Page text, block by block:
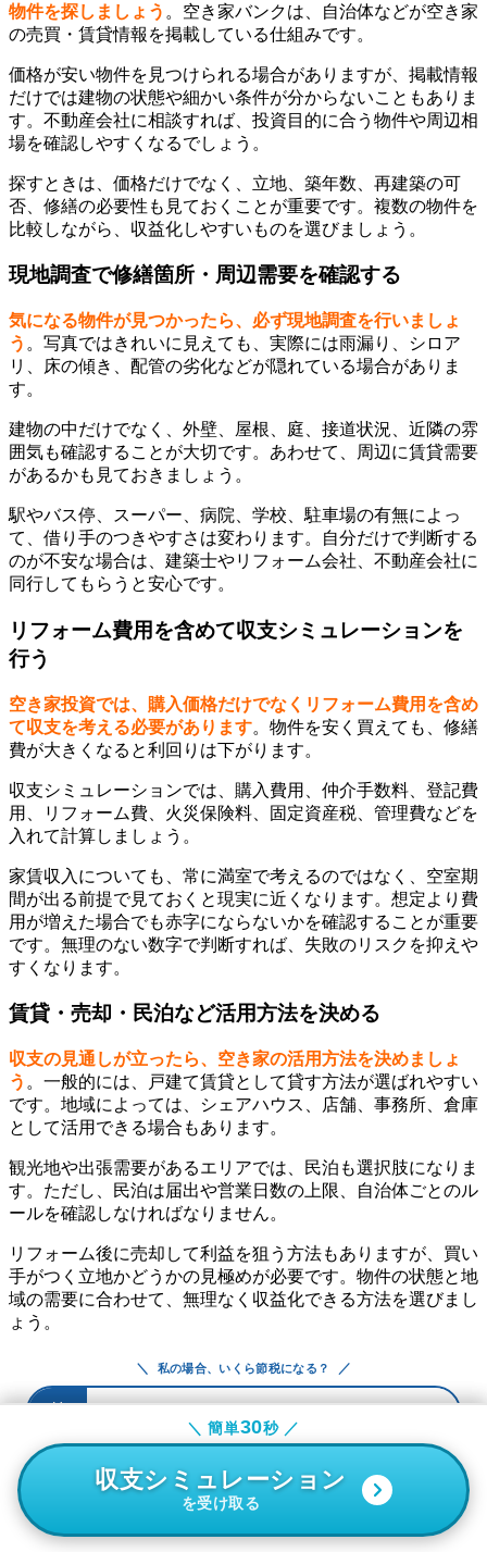
物件を探しましょう 。空き家バンクは、自治体などが空き家
の売買・賃貸情報を掲載している仕組みです。
価格が安い物件を見つけられる場合がありますが、掲載情報
だけでは建物の状態や細かい条件が分からないこともありま
す。不動産会社に相談すれば、投資目的に合う物件や周辺相
場を確認しやすくなるでしょう。
探すときは、価格だけでなく、立地、築年数、再建築の可
否、修繕の必要性も見ておくことが重要です。複数の物件を
比較しながら、収益化しやすいものを選びましょう。
現地調査で修繕箇所・周辺需要を確認する
気になる物件が見つかったら、必ず現地調査を行いましょ
う 。写真ではきれいに見えても、実際には雨漏り、シロア
リ、床の傾き、配管の劣化などが隠れている場合がありま
す。
建物の中だけでなく、外壁、屋根、庭、接道状況、近隣の雰
囲気も確認することが大切です。あわせて、周辺に賃貸需要
があるかも見ておきましょう。
駅やバス停、スーパー、病院、学校、駐車場の有無によっ
て、借り手のつきやすさは変わります。自分だけで判断する
のが不安な場合は、建築士やリフォーム会社、不動産会社に
同行してもらうと安心です。
リフォーム費用を含めて収支シミュレーションを
行う
空き家投資では、購入価格だけでなくリフォーム費用を含め
て収支を考える必要があります。物件を安く買えても、修繕
費が大きくなると利回りは下がります。
収支シミュレーションでは、購入費用、仲介手数料、登記費
用、リフォーム費、火災保険料、固定資産税、管理費などを
入れて計算しましょう。
家賃収入についても、常に満室で考えるのではなく、空室期
間が出る前提で見ておくと現実に近くなります。想定より費
用が増えた場合でも赤字にならないかを確認することが重要
です。無理のない数字で判断すれば、失敗のリスクを抑えや
すくなります。
賃貸・売却・民泊など活用方法を決める
収支の見通しが立ったら、空き家の活用方法を決めましょ
う 。一般的には、戸建て賃貸として貸す方法が選ばれやすい
です。地域によっては、シェアハウス、店舗、事務所、倉庫
として活用できる場合もあります。
観光地や出張需要があるエリアでは、民泊も選択肢になりま
す。ただし、民泊は届出や営業日数の上限、自治体ごとのル
ールを確認しなければなりません。
リフォーム後に売却して利益を狙う方法もありますが、買い
手がつく立地かどうかの見極めが必要です。物件の状態と地
域の需要に合わせて、無理なく収益化できる方法を選びまし
ょう。
＼ 私の場合、いくら節税になる？ ／
空き家投資に関するFAQ
＼ 簡単30秒 ／
収支シミュレーション
を受け取る
＼ 簡単30秒 ／
収支シミュレーション
を受け取る